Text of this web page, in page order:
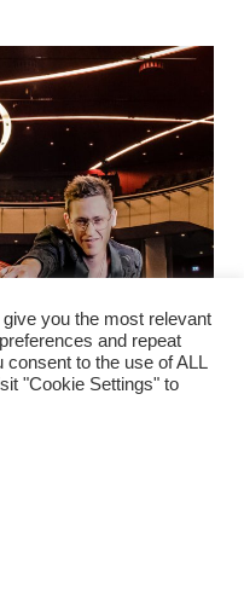
you the most relevant
and repeat
consent to the use of ALL
"Cookie Settings" to